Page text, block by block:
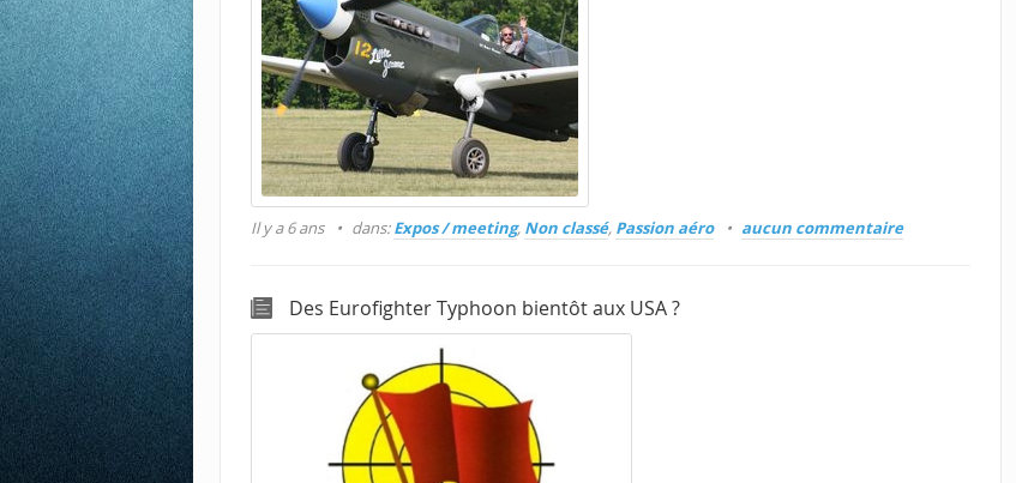
Il y a 6 ans dans:Expos / meeting, Non classé, Passion aéro aucun commentaire
Des Eurofighter Typhoon bientôt aux USA ?